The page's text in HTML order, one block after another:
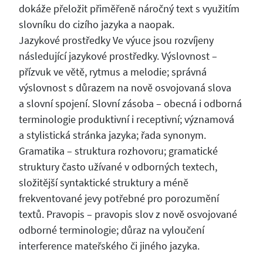
dokáže přeložit přiměřeně náročný text s využitím
slovníku do cizího jazyka a naopak.
Jazykové prostředky Ve výuce jsou rozvíjeny
následující jazykové prostředky. Výslovnost –
přízvuk ve větě, rytmus a melodie; správná
výslovnost s důrazem na nově osvojovaná slova
a slovní spojení. Slovní zásoba – obecná i odborná
terminologie produktivní i receptivní; významová
a stylistická stránka jazyka; řada synonym.
Gramatika – struktura rozhovoru; gramatické
struktury často užívané v odborných textech,
složitější syntaktické struktury a méně
frekventované jevy potřebné pro porozumění
textů. Pravopis – pravopis slov z nově osvojované
odborné terminologie; důraz na vyloučení
interference mateřského či jiného jazyka.